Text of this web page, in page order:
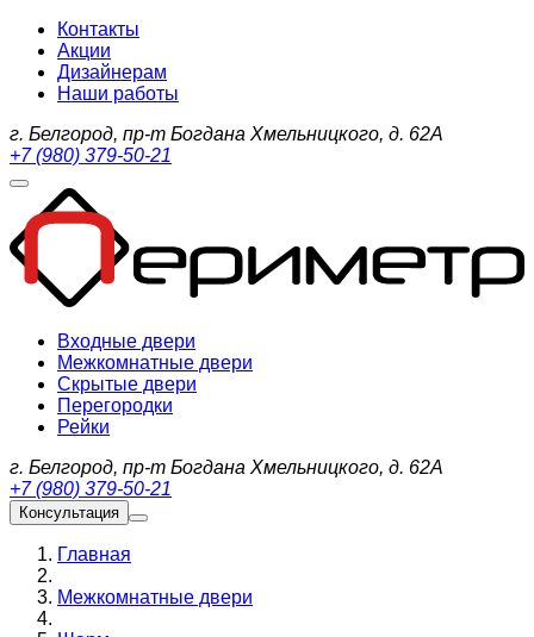
Контакты
Акции
Дизайнерам
Наши работы
г. Белгород, пр-т Богдана Хмельницкого, д. 62А
+7 (980) 379-50-21
Входные двери
Межкомнатные двери
Скрытые двери
Перегородки
Рейки
г. Белгород, пр-т Богдана Хмельницкого, д. 62А
+7 (980) 379-50-21
Консультация
Главная
Межкомнатные двери